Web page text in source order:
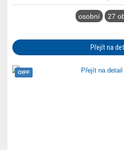
osobní 27
Přejít na
OlPF